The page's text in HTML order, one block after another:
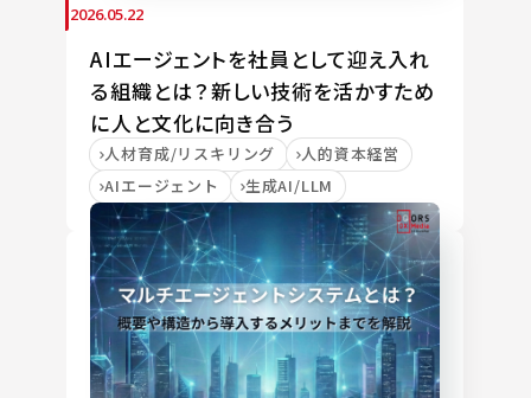
2026.05.22
AIエージェントを社員として迎え入れ
る組織とは？新しい技術を活かすため
に人と文化に向き合う
人材育成/リスキリング
人的資本経営
AIエージェント
生成AI/LLM